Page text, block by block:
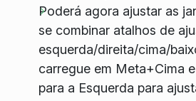
Poderá agora ajustar as
se combinar atalhos de
esquerda/direita/cima/
carregue em Meta+Cima
para a Esquerda para